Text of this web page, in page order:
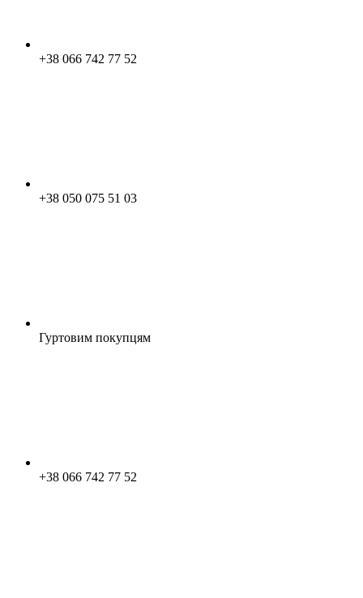
+38 066 742 77 52
+38 050 075 51 03
Гуртовим покупцям
+38 066 742 77 52